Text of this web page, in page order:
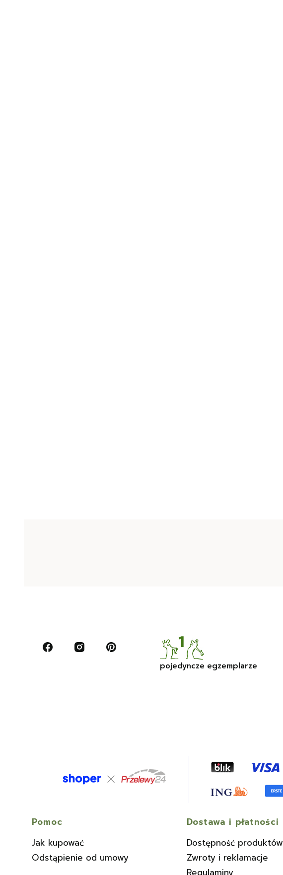
pojedyncze egzemplarze
Linki w stopce
Pomoc
Jak kupować
Odstąpienie od umowy
Dostawa i płatności
Dostępność produktów
Zwroty i reklamacje
Regulaminy